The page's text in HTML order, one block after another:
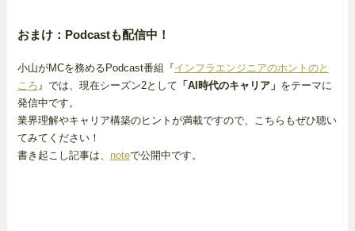
おまけ：Podcastも配信中！
小山がMCを務めるPodcast番組『インフラエンジニアのホントのと
ころ』では、現在シーズン2として 「AI時代のキャリア」 をテーマに
発信中です。
業界理解やキャリア構築のヒントが満載ですので、こちらもぜひ聴い
てみてください！
書き起こし記事は、 noteで公開中です。